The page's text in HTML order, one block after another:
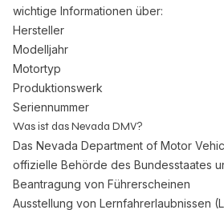
wichtige Informationen über:
Hersteller
Modelljahr
Motortyp
Produktionswerk
Seriennummer
Was ist das Nevada DMV?
Das Nevada Department of Motor
offizielle Behörde des Bundesstaates
Beantragung von Führerscheinen
Ausstellung von Lernfahrerlaubnissen